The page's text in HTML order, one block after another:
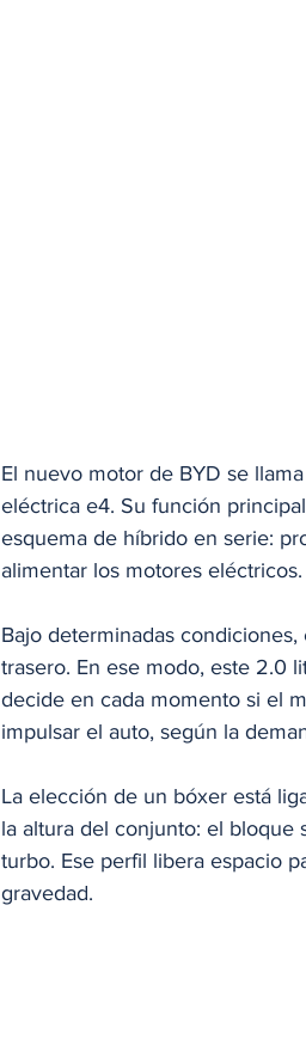
El nuevo motor de BYD se
eléctrica e4. Su función
esquema de híbrido en serie:
alimentar los motores eléctricos.
Bajo determinadas
trasero. En ese modo, este 2.0
decide en cada momento si el
impulsar el auto, según la
La elección de un bóxer está
la altura del conjunto: el bloque
turbo. Ese perfil libera espacio
gravedad.